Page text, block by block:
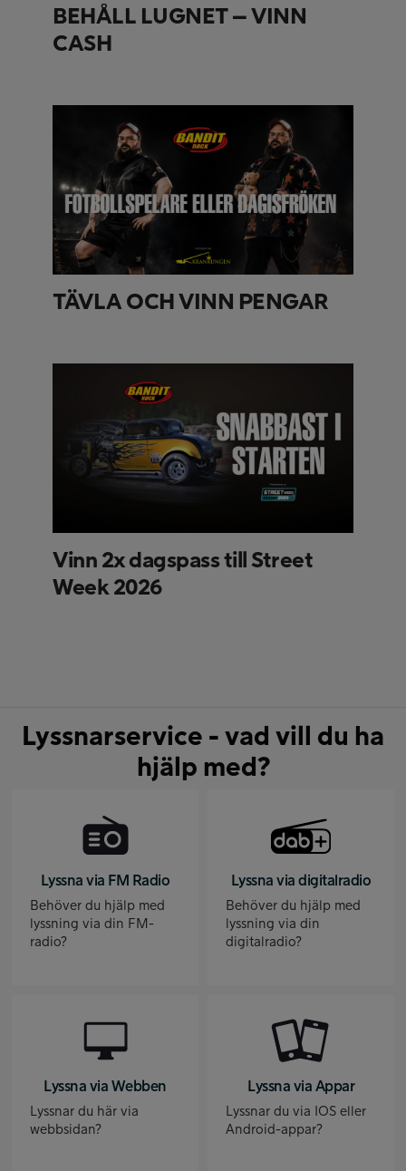
BEHÅLL LUGNET – VINN
CASH
TÄVLA OCH VINN PENGAR
Vinn 2x dagspass till Street
Week 2026
Lyssnarservice - vad vill du ha
hjälp med?
Lyssna via FM Radio
Behöver du hjälp med
lyssning via din FM-
radio?
Lyssna via digitalradio
Behöver du hjälp med
lyssning via din
digitalradio?
Lyssna via Webben
Lyssnar du här via
webbsidan?
Lyssna via Appar
Lyssnar du via IOS eller
Android-appar?